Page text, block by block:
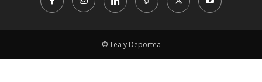
© Tea y Deportea